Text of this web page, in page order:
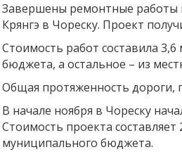
Завершены ремонтные работы
Крянгэ в Чореску. Проект
Стоимость работ составила
бюджета, а остальное – из
Общая протяженность дороги,
В начале ноября в Чореску
Стоимость проекта
муниципального бюджета.